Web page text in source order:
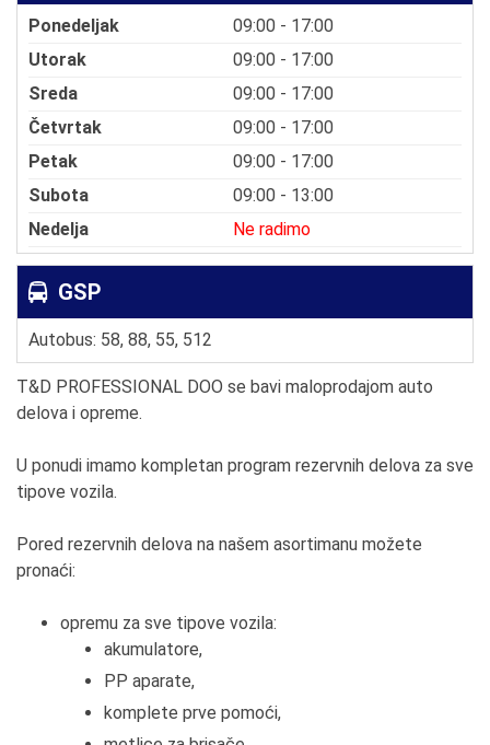
Ponedeljak
09:00 - 17:00
Utorak
09:00 - 17:00
Sreda
09:00 - 17:00
Četvrtak
09:00 - 17:00
Petak
09:00 - 17:00
Subota
09:00 - 13:00
Nedelja
Ne radimo
GSP
Autobus: 58, 88, 55, 512
T&D PROFESSIONAL DOO se bavi maloprodajom auto
delova i opreme.
U ponudi imamo kompletan program rezervnih delova za sve
tipove vozila.
Pored rezervnih delova na našem asortimanu možete
pronaći:
opremu za sve tipove vozila:
akumulatore,
PP aparate,
komplete prve pomoći,